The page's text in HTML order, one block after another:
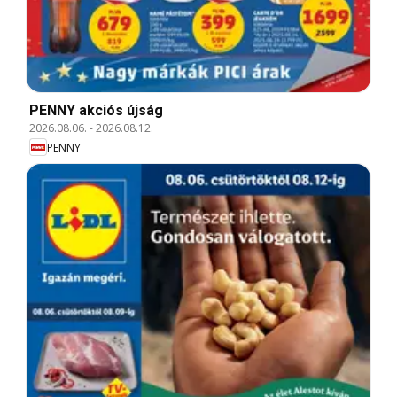
PENNY akciós újság
2026.08.06. -2026.08.12.
PENNY